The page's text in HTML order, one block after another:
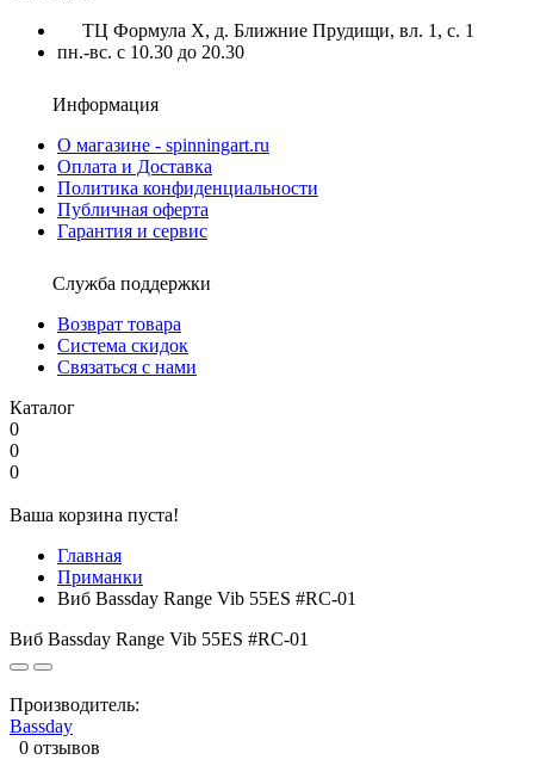
ТЦ Формула X, д. Ближние Прудищи, вл. 1, с. 1
пн.-вс. с 10.30 до 20.30
Информация
О магазине - spinningart.ru
Оплата и Доставка
Политика конфиденциальности
Публичная оферта
Гарантия и сервис
Служба поддержки
Возврат товара
Система скидок
Связаться с нами
Каталог
0
0
0
Ваша корзина пуста!
Главная
Приманки
Виб Bassday Range Vib 55ES #RC-01
Виб Bassday Range Vib 55ES #RC-01
Производитель:
Bassday
0 отзывов